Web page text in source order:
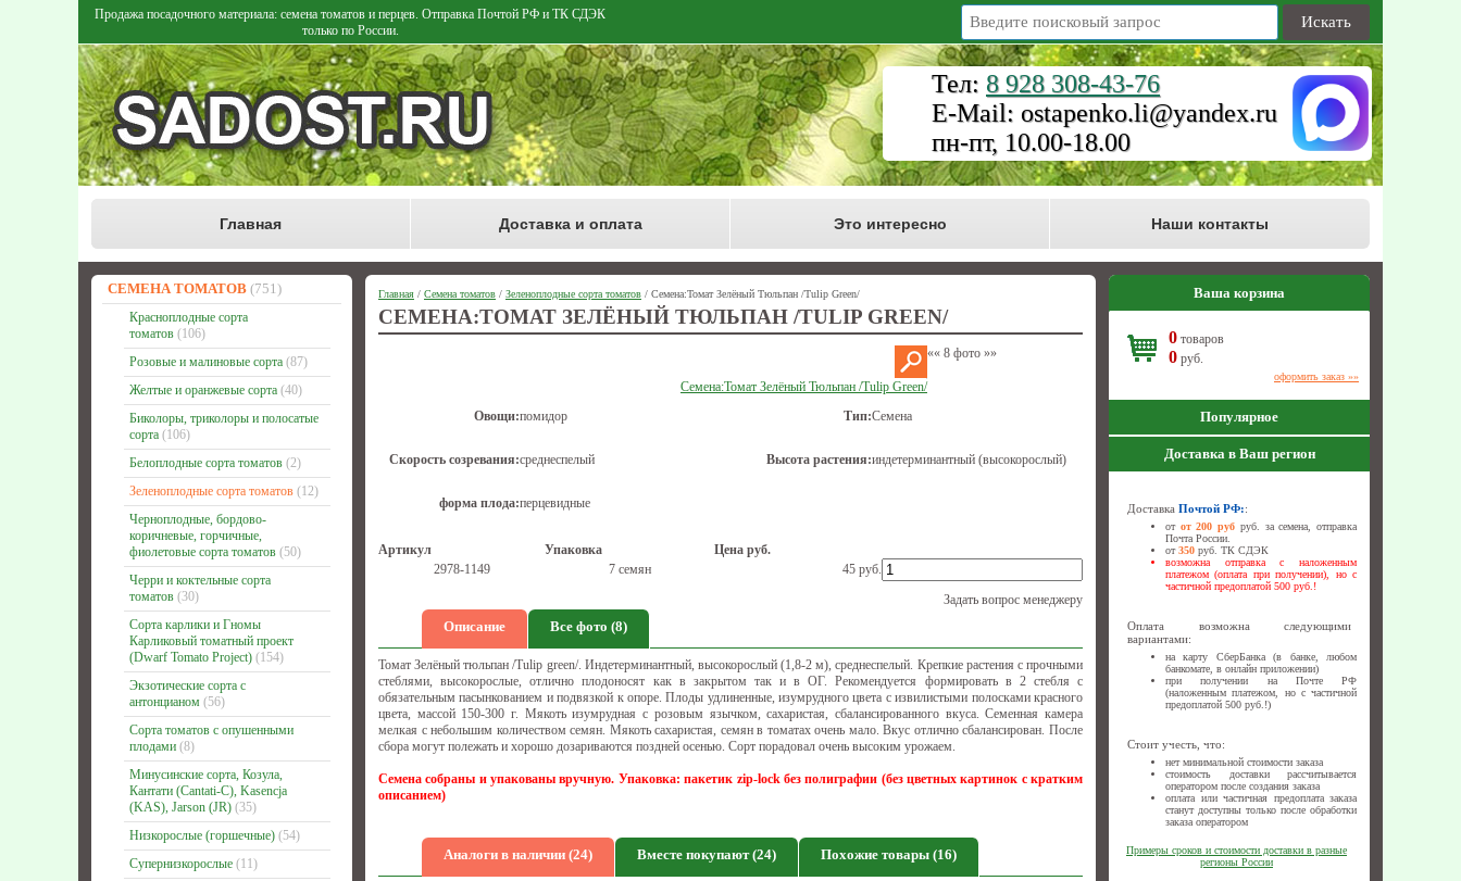
Продажа посадочного материала: семена томатов и перцев. Отправка Почтой РФ и ТК СДЭК
только по России.
Искать
Тел: 8 928 308-43-76
E-Mail: ostapenko.li@yandex.ru
пн-пт, 10.00-18.00
Главная Доставка и оплата Это интересно Наши контакты
СЕМЕНА ТОМАТОВ (751)
Красноплодные сорта
томатов (106)
Розовые и малиновые сорта (87)
Желтые и оранжевые сорта (40)
Биколоры, триколоры и полосатые
сорта (106)
Белоплодные сорта томатов (2)
Зеленоплодные сорта томатов (12)
Черноплодные, бордово-
коричневые, горчичные,
фиолетовые сорта томатов (50)
Черри и коктельные сорта
томатов (30)
Сорта карлики и Гномы
Карликовый томатный проект
(Dwarf Tomato Project) (154)
Экзотические сорта с
антонцианом (56)
Сорта томатов с опушенными
плодами (8)
Минусинские сорта, Козула,
Кантати (Cantati-C), Kasencja
(KAS), Jarson (JR) (35)
Низкорослые (горшечные) (54)
Супернизкорослые (11)
Главная / Семена томатов / Зеленоплодные сорта томатов / Семена:Томат Зелёный Тюльпан /Tulip Green/
СЕМЕНА:ТОМАТ ЗЕЛЁНЫЙ ТЮЛЬПАН /TULIP GREEN/
Семена:Томат Зелёный Тюльпан /Tulip Green/
«« 8 фото »»
Овощи:помидор Тип:Семена
Скорость созревания:среднеспелый Высота растения:индетерминантный (высокорослый)
форма плода:перцевидные
Артикул Упаковка
Цена руб.
2978-1149
7 семян 45 руб.
Задать вопрос менеджеру
Описание Все фото (8)
Томат Зелёный тюльпан /Tulip green/. Индетерминантный, высокорослый (1,8-2 м), среднеспелый. Крепкие растения с прочными
стеблями, высокорослые, отлично плодоносят как в закрытом так и в ОГ. Рекомендуется формировать в 2 стебля с
обязательным пасынкованием и подвязкой к опоре. Плоды удлиненные, изумрудного цвета с извилистыми полосками красного
цвета, массой 150-300 г. Мякоть изумрудная с розовым язычком, сахаристая, сбалансированного вкуса. Семенная камера
мелкая с небольшим количеством семян. Мякоть сахаристая, семян в томатах очень мало. Вкус отлично сбалансирован. После
сбора могут полежать и хорошо дозариваются поздней осенью. Сорт порадовал очень высоким урожаем.
Семена собраны и упакованы вручную. Упаковка: пакетик zip-lock без полиграфии (без цветных картинок с кратким
описанием)
Аналоги в наличии (24) Вместе покупают (24) Похожие товары (16)
Ваша корзина
0 товаров
0 руб.
оформить заказ »»
Популярное
Доставка в Ваш регион
Доставка Почтой РФ::
от от 200 руб руб. за семена, отправка
Почта России.
от350 руб. ТК СДЭК
возможна отправка с наложенным
платежом (оплата при получении), но с
частичной предоплатой 500 руб.!
Оплата возможна следующими
вариантами:
на карту СберБанка (в банке, любом
банкомате, в онлайн приложении)
при получении на Почте РФ
(наложенным платежом, но с частичной
предоплатой 500 руб.!)
Стоит учесть, что:
нет минимальной стоимости заказа
стоимость доставки рассчитывается
оператором после создания заказа
оплата или частичная предоплата заказа
станут доступны только после обработки
заказа оператором
Примеры сроков и стоимости доставки в разные
регионы России